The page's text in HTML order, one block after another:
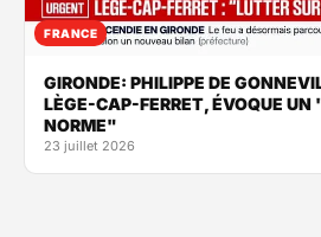
FRANCE
GIRONDE: PHILIPPE DE
LÈGE-CAP-FERRET, ÉVOQUE UN
NORME"
23 juillet 2026